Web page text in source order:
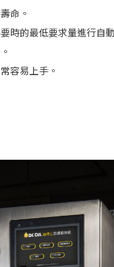
命。
時的最低要求量進行自
容易上手。